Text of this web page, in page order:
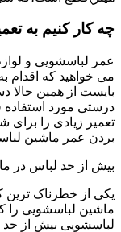
چه کار کنیم به
عمر لباسشویی و
می خواهید که اقدام
بایست از همین حالا
درستی مورد استفاده
بردن عمر ماشین
بیش از حد لباس در
یکی از خطرناک ترین
ماشین لباسشویی را
لباسشویی بیش از